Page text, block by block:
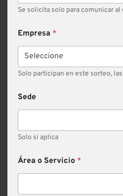
Se solicita solo para comunicar
Empresa *
Solo participan en este sorteo,
Sede
Solo si aplica
Área o Servicio *